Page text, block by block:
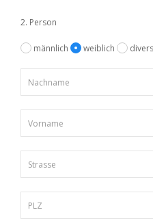
2. Person
männlich weiblich divers